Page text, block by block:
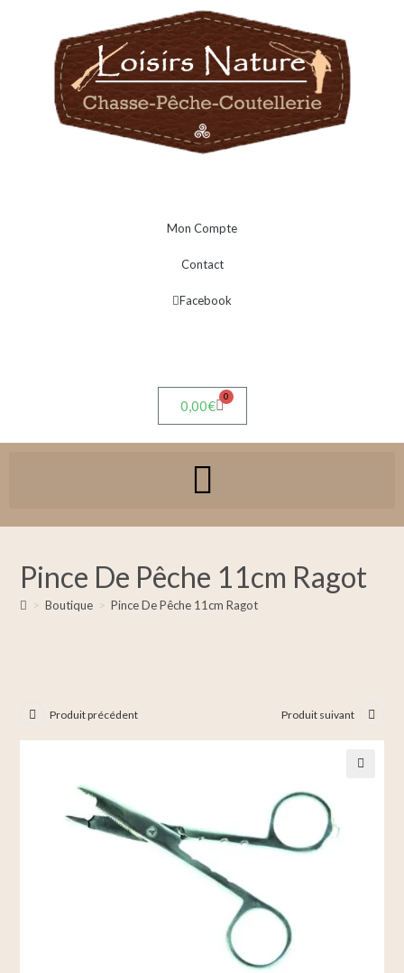
Mon Compte
Contact
Facebook
0,00€
0
Pince De Pêche 11cm Ragot
> Boutique > Pince De Pêche 11cm Ragot
Produit précédent Produit suivant